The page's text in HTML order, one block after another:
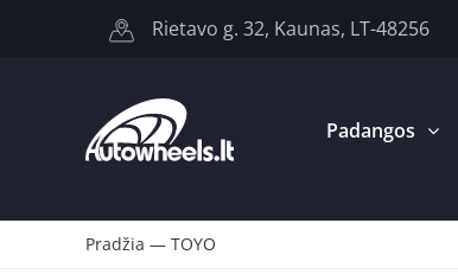
Rietavo g. 32, Kaunas, LT-48256
Padangos
Pradžia — TOYO